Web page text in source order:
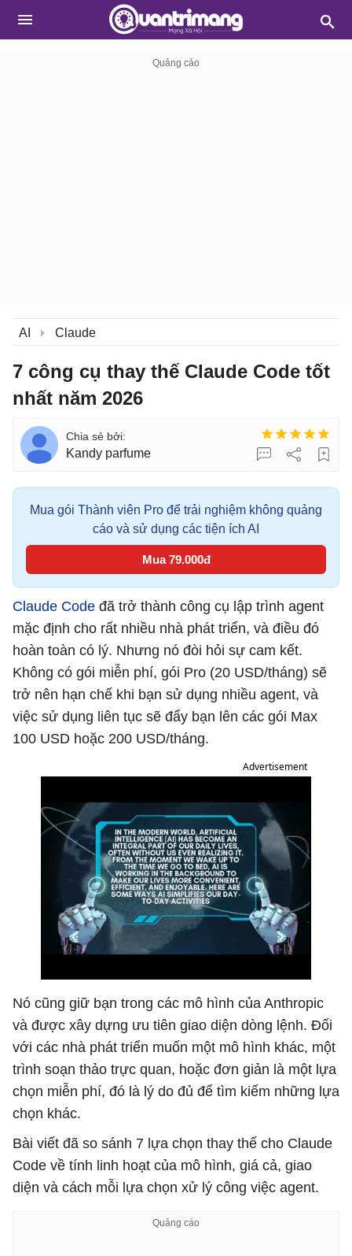
AI Claude
7 công cụ thay thế Claude Code tốt
nhất năm 2026
Kandy parfume
Mua gói Thành viên Pro để trải nghiệm không quảng
cáo và sử dụng các tiện ích AI
Mua 79.000đ
Claude Code đã trở thành công cụ lập trình agent
mặc định cho rất nhiều nhà phát triển, và điều đó
hoàn toàn có lý. Nhưng nó đòi hỏi sự cam kết.
Không có gói miễn phí, gói Pro (20 USD/tháng) sẽ
trở nên hạn chế khi bạn sử dụng nhiều agent, và
việc sử dụng liên tục sẽ đẩy bạn lên các gói Max
100 USD hoặc 200 USD/tháng.
Advertisement
Nó cũng giữ bạn trong các mô hình của Anthropic
và được xây dựng ưu tiên giao diện dòng lệnh. Đối
với các nhà phát triển muốn một mô hình khác, một
trình soạn thảo trực quan, hoặc đơn giản là một lựa
chọn miễn phí, đó là lý do đủ để tìm kiếm những lựa
chọn khác.
Bài viết đã so sánh 7 lựa chọn thay thế cho Claude
Code về tính linh hoạt của mô hình, giá cả, giao
diện và cách mỗi lựa chọn xử lý công việc agent.